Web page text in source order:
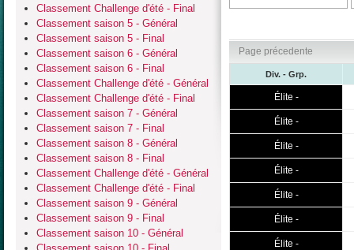
Classement Challenge d'été - Final
Classement saison 5 - Général
Classement saison 5 - Final
Classement saison 6 - Général
Classement saison 6 - Final
Classement Challenge d'été - Général
Classement Challenge d'été - Final
Classement saison 7 - Général
Classement saison 7 - Final
Classement saison 8 - Général
Classement saison 8 - Final
Classement Challenge d'été - Général
Classement Challenge d'été - Final
Classement saison 9 - Général
Classement saison 9 - Final
Classement saison 10 - Général
Page précedente
Div. - Grp.
Élite -
Élite -
Élite -
Élite -
Élite -
Élite -
Élite -